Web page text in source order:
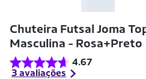
Chuteira Futsal Joma
Masculina - Rosa+Preto
4.67
3 avaliações